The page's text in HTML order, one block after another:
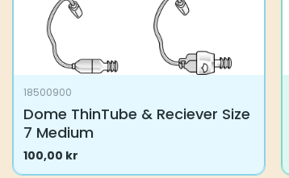
18500900
Dome ThinTube & Reciever Size
7 Medium
100,00 kr